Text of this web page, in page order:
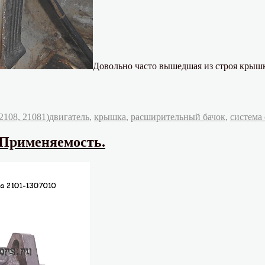
Довольно часто вышедшая из строя
21081)Метки
двигатель, крышка, расширительный бачок,